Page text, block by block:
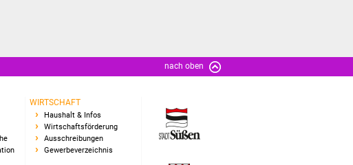
nach oben
WIRTSCHAFT
Haushalt & Infos
Wirtschaftsförderung
Ausschreibungen
Gewerbeverzeichnis